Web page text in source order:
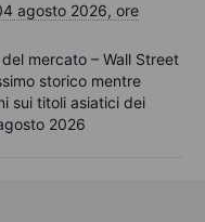
agosto 2026, ore
mercato – Wall Street
storico mentre
sui titoli asiatici dei
2026